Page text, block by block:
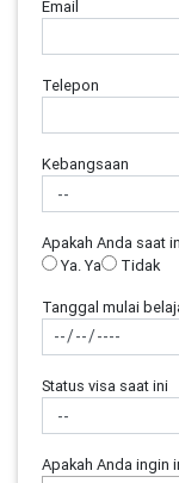
Email
Telepon
Kebangsaan
Apakah Anda saat
Ya. Ya
Tidak
Tanggal mulai
Status visa saat ini
Apakah Anda ingin